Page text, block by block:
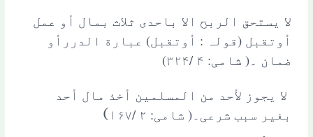
لا یستحق الربح الا باحدی ثلاث بمال أو عمل
أوتقبل (قولہ : أوتقبل) عبارة الدررأو
ضمان ۔( شامی: ۴ /۳۲۴)
لا یجوز لأحد من المسلمین أخذ مال أحد
بغیر سبب شرعی۔( شامی: ۲ /۱۶۷
)